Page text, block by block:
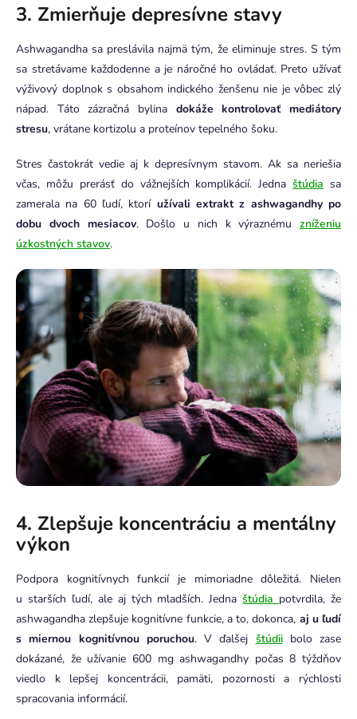
3. Zmierňuje depresívne stavy
Ashwagandha sa preslávila najmä tým, že eliminuje stres. S tým
sa stretávame každodenne a je náročné ho ovládať. Preto užívať
výživový doplnok s obsahom indického ženšenu nie je vôbec zlý
nápad. Táto zázračná bylina dokáže kontrolovať mediátory
stresu, vrátane kortizolu a proteínov tepelného šoku.
Stres častokrát vedie aj k depresívnym stavom. Ak sa neriešia
včas, môžu prerásť do vážnejších komplikácií. Jednaštúdia sa
zamerala na 60 ľudí, ktorí užívali extrakt z ashwagandhy po
dobu dvoch mesiacov. Došlo u nich k výraznému zníženiu
úzkostných stavov.
4. Zlepšuje koncentráciu a mentálny
výkon
Podpora kognitívnych funkcií je mimoriadne dôležitá. Nielen
u starších ľudí, ale aj tých mladších. Jednaštúdia potvrdila, že
ashwagandha zlepšuje kognitívne funkcie, a to, dokonca, aj u ľudí
s miernou kognitívnou poruchou. V ďalšej štúdiibolo zase
dokázané, že užívanie 600 mg ashwagandhy počas 8 týždňov
viedlo k lepšej koncentrácii, pamäti, pozornosti a rýchlosti
spracovania informácií.